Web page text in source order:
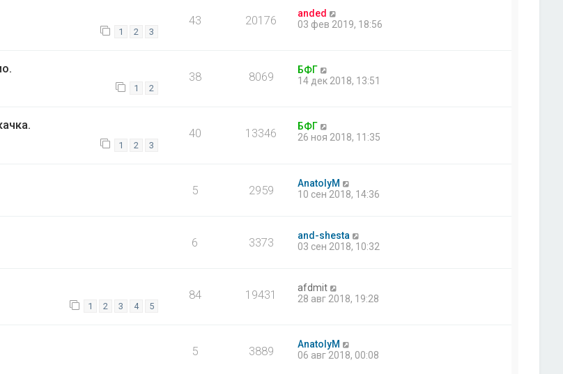
1 2 3
43 20176
anded
03 фев 2019, 18:56
1 2
38 8069
БФГ
14 дек 2018, 13:51
1 2 3
40 13346
БФГ
26 ноя 2018, 11:35
5 2959
AnatolyM
10 сен 2018, 14:36
6 3373
and-shesta
03 сен 2018, 10:32
1 2 3 4 5
84 19431
afdmit
28 авг 2018, 19:28
5 3889
AnatolyM
06 авг 2018, 00:08